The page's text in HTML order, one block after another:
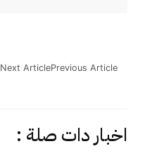
Previous Article
Next Article
اخبار دات صلة :